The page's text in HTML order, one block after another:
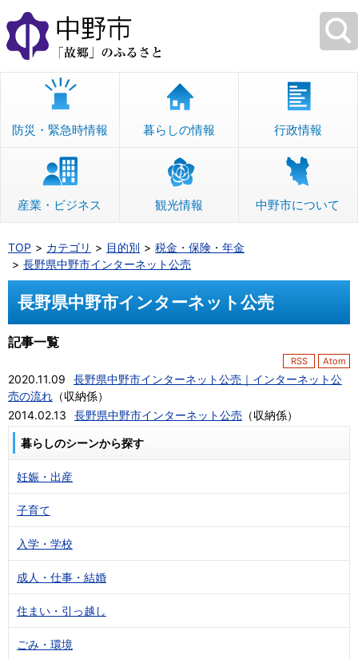
本
文
へ
移
防災・緊急時情報 暮らしの情報 行政情報
産業・ビジネス 観光情報 中野市について
TOP カテゴリ 目的別
税金・保険・年金
長野県中野市インターネット公売
長野県中野市インターネット公売
記事一覧
RSS Atom
2020.11.09
長野県中野市インターネット公売｜インターネット公
売の流れ （収納係）
2014.02.13
長野県中野市インターネット公売 （収納係）
暮らしのシーンから探す
妊娠・出産
子育て
入学・学校
成人・仕事・結婚
住まい・引っ越し
ごみ・環境